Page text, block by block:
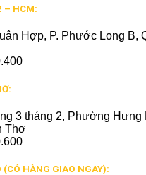
– HCM:
Hợp, P. Phước Long B,
3 tháng 2, Phường Hưng
Thơ
(CÓ HÀNG GIAO NGAY):